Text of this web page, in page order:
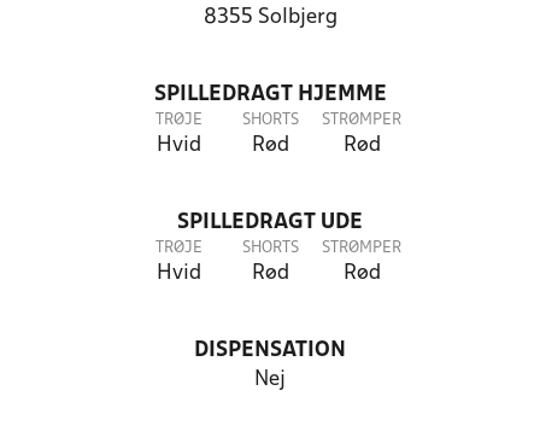
8355 Solbjerg
SPILLEDRAGT HJEMME
TRØJE
Hvid
SHORTS
Rød
STRØMPER
Rød
SPILLEDRAGT UDE
TRØJE
Hvid
SHORTS
Rød
STRØMPER
Rød
DISPENSATION
Nej